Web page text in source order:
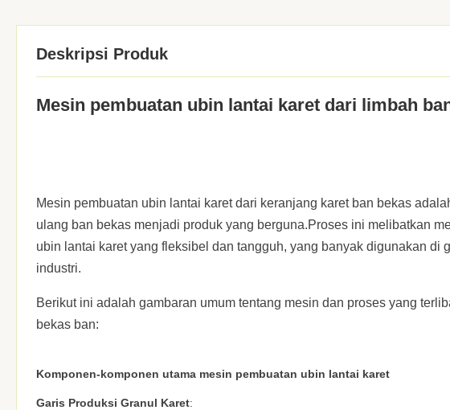
Deskripsi Produk
Mesin pembuatan ubin lantai karet dari limbah
Mesin pembuatan ubin lantai karet dari keranjang karet ban bekas
ulang ban bekas menjadi produk yang berguna.Proses ini melibatkan
ubin lantai karet yang fleksibel dan tangguh, yang banyak digunakan di
industri.
Berikut ini adalah gambaran umum tentang mesin dan proses yang
bekas ban:
Komponen-komponen utama mesin pembuatan ubin lantai karet
Garis Produksi Granul Karet: